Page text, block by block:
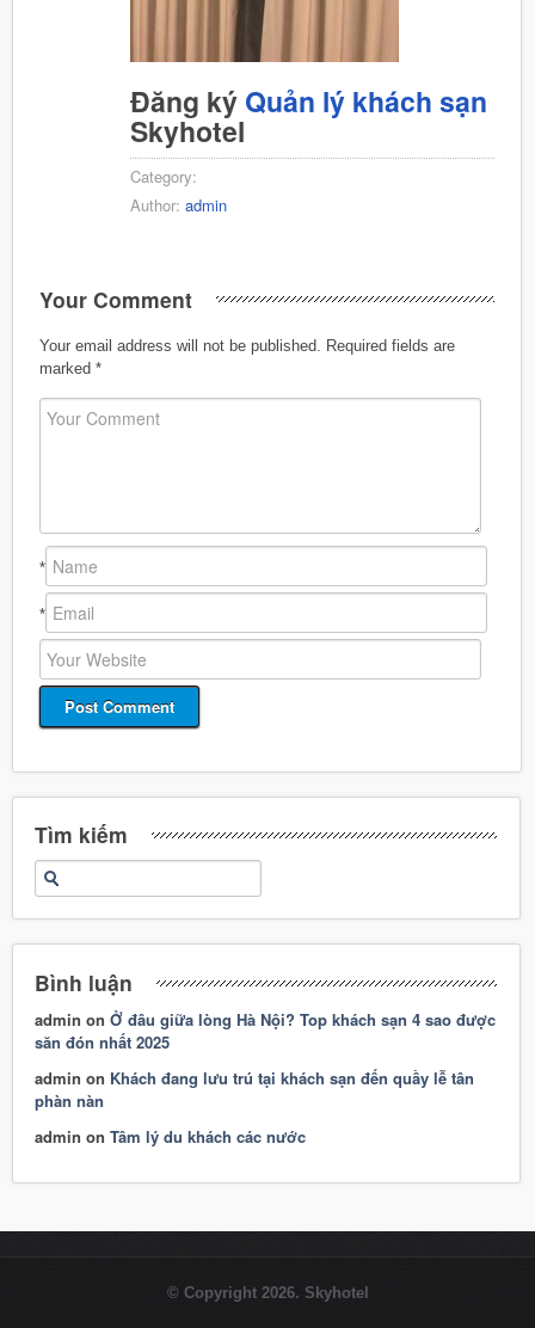
Đăng ký Quản lý khách sạn
Skyhotel
Category:
Author: admin
Your Comment
Your email address will not be published.
Required fields are
marked *
*
*
Tìm kiếm
Bình luận
admin onỞ đâu giữa lòng Hà Nội? Top khách sạn 4 sao được
săn đón nhất 2025
admin on Khách đang lưu trú tại khách sạn đến quầy lễ tân
phàn nàn
admin onTâm lý du khách các nước
© Copyright 2026. Skyhotel